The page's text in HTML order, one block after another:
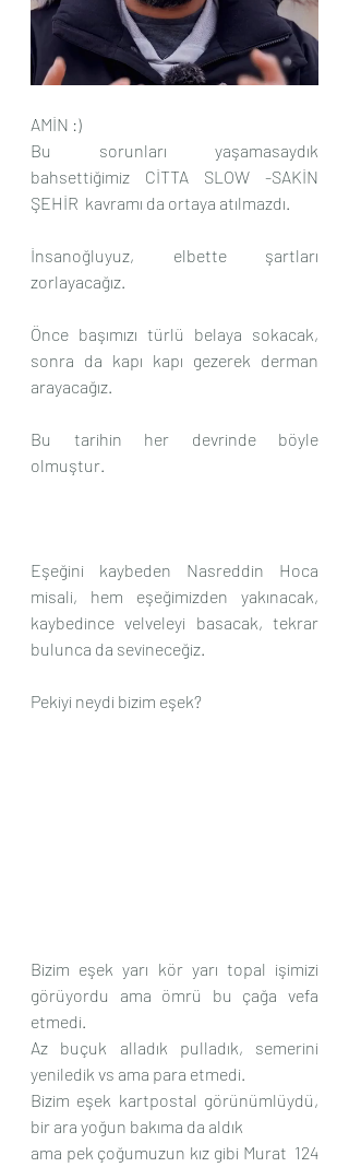
AMİN :)
Bu sorunları yaşamasaydık
bahsettiğimiz CİTTA SLOW -SAKİN
ŞEHİR  kavramı da ortaya atılmazdı.
İnsanoğluyuz, elbette şartları
zorlayacağız.
Önce başımızı türlü belaya sokacak,
sonra da kapı kapı gezerek derman
arayacağız.
Bu tarihin her devrinde böyle
olmuştur.
Eşeğini kaybeden Nasreddin Hoca
misali, hem eşeğimizden yakınacak,
kaybedince velveleyi basacak, tekrar
bulunca da sevineceğiz.
Pekiyi neydi bizim eşek?
Bizim eşek yarı kör yarı topal işimizi
görüyordu ama ömrü bu çağa vefa
etmedi.
Az buçuk alladık pulladık, semerini
yeniledik vs ama para etmedi.
Bizim eşek kartpostal görünümlüydü,
bir ara yoğun bakıma da aldık
ama pek çoğumuzun kız gibi Murat  124